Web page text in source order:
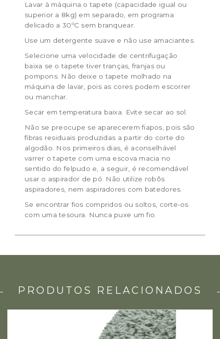
Lavar à máquina o tapete (capacidade igual ou
superior a 8kg) em separado, em programa
delicado a 30ºC sem branquear.
Use um detergente suave e não use amaciantes.
Selecione uma velocidade de centrifugação
baixa se o tapete tiver tranças, franjas ou
pompons. Não deixe o tapete molhado na
máquina de lavar, pois as cores podem escorrer
ou manchar.
Secar em temperatura baixa. Evite secar ao sol.
Não se preocupe se aparecerem fiapos, pois são
fibras residuais produzidas a partir do corte do
algodão. Nos primeiros dias, é aconselhável
varrer o tapete com uma escova macia no
sentido do felpudo e, a seguir, é recomendável
usar o aspirador de pó. Não utilize robôs
aspiradores, nem aspiradores com batedores.
Se encontrar fios compridos ou soltos, corte-os
com uma tesoura. Nunca puxe um fio.
PRODUTOS RELACIONADOS